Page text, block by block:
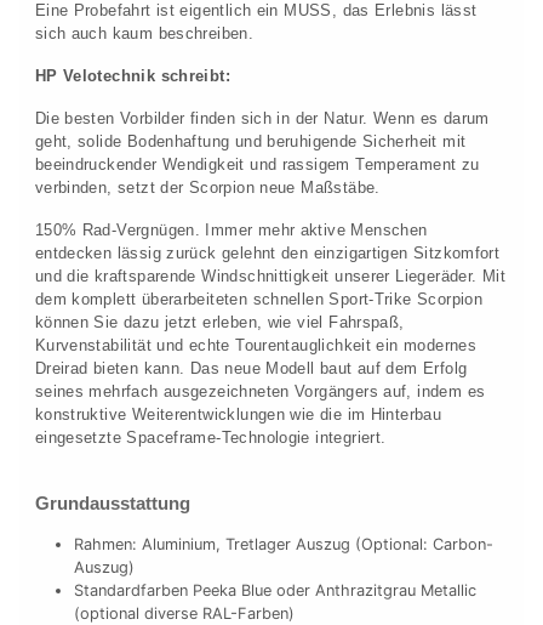
Eine Probefahrt ist eigentlich ein MUSS, das Erlebnis lässt
sich auch kaum beschreiben.
HP Velotechnik schreibt:
Die besten Vorbilder finden sich in der Natur. Wenn es darum
geht, solide Bodenhaftung und beruhigende Sicherheit mit
beeindruckender Wendigkeit und rassigem Temperament zu
verbinden, setzt der Scorpion neue Maßstäbe.
150% Rad-Vergnügen. Immer mehr aktive Menschen
entdecken lässig zurück gelehnt den einzigartigen Sitzkomfort
und die kraftsparende Windschnittigkeit unserer Liegeräder. Mit
dem komplett überarbeiteten schnellen Sport-Trike Scorpion
können Sie dazu jetzt erleben, wie viel Fahrspaß,
Kurvenstabilität und echte Tourentauglichkeit ein modernes
Dreirad bieten kann. Das neue Modell baut auf dem Erfolg
seines mehrfach ausgezeichneten Vorgängers auf, indem es
konstruktive Weiterentwicklungen wie die im Hinterbau
eingesetzte Spaceframe-Technologie integriert.
Grundausstattung
Rahmen: Aluminium, Tretlager Auszug (Optional: Carbon-
Auszug)
Standardfarben Peeka Blue oder Anthrazitgrau Metallic
(optional diverse RAL-Farben)